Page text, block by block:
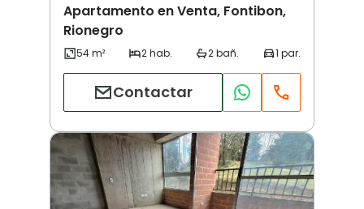
Apartamento en Venta, Fontibon,
Rionegro
Contactar